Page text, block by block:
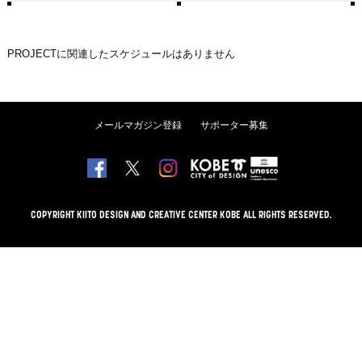
PROJECTに関連したスケジュールはありません
メールマガジン登録 サポーター募集
COPYRIGHT KIITO DESIGN AND CREATIVE CENTER KOBE ALL RIGHTS RESERVED.